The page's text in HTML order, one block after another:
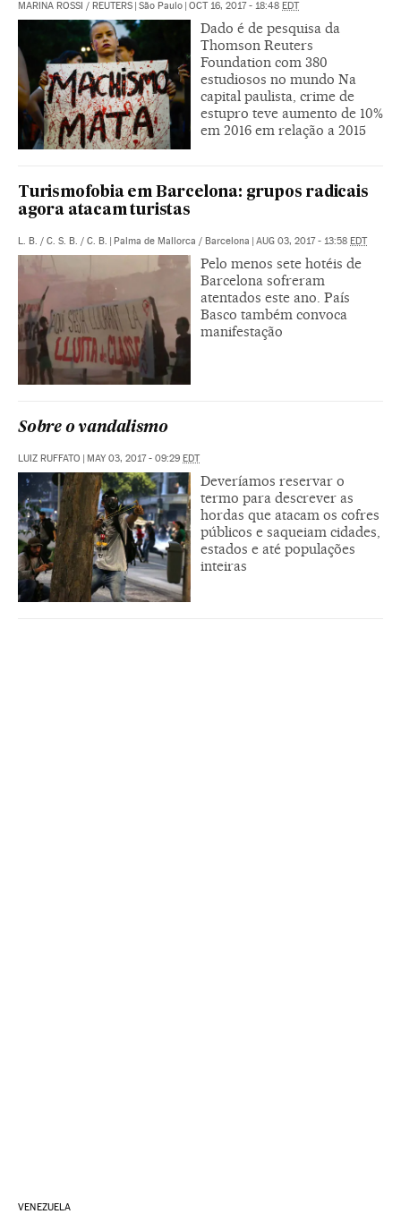
MARINA ROSSI / REUTERS | São Paulo | OCT 16, 2017 - 18:48 EDT
Dado é de pesquisa da
Thomson Reuters
Foundation com 380
estudiosos no mundo Na
capital paulista, crime de
estupro teve aumento de 10%
em 2016 em relação a 2015
Turismofobia em Barcelona: grupos radicais
agora atacam turistas
L. B. / C. S. B. / C. B. | Palma de Mallorca / Barcelona | AUG 03, 2017 - 13:58 EDT
Pelo menos sete hotéis de
Barcelona sofreram
atentados este ano. País
Basco também convoca
manifestação
Sobre o vandalismo
LUIZ RUFFATO | MAY 03, 2017 - 09:29 EDT
Deveríamos reservar o
termo para descrever as
hordas que atacam os cofres
públicos e saqueiam cidades,
estados e até populações
inteiras
VENEZUELA